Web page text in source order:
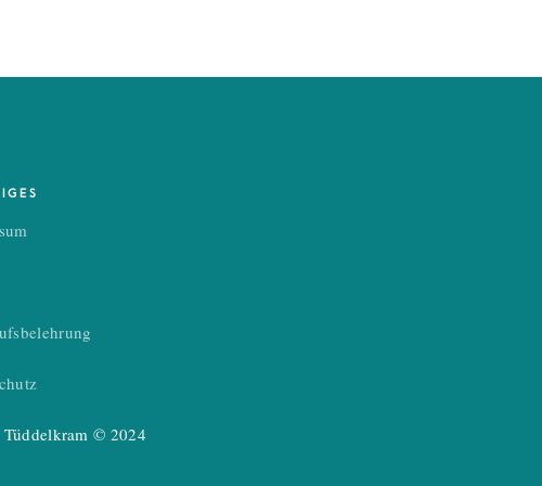
Tüddelkram © 2024